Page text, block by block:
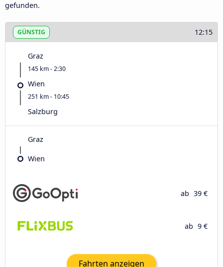
gefunden.
GÜNSTIG 12:15
Graz
145 km - 2:30
Wien
251 km - 10:45
Salzburg
Graz
Wien
ab 39 €
ab 9 €
Fahrten anzeigen